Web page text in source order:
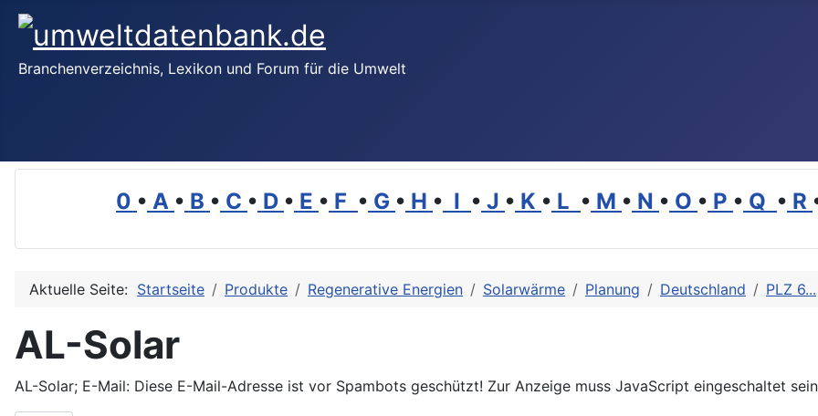
Branchenverzeichnis, Lexikon und Forum für die Umwelt
0 • A • B • C • D • E • F • G • H • I • J • K • L • M • N • O • P • Q • R
Aktuelle Seite: Startseite Produkte Regenerative Energien Solarwärme Planung Deutschland PLZ 6...
AL-Solar
AL-Solar; E-Mail: Diese E-Mail-Adresse ist vor Spambots geschützt! Zur Anzeige muss JavaScript eingeschaltet